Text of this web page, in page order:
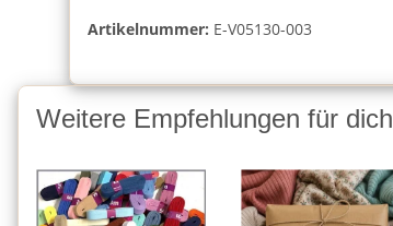
Artikelnummer: E-V05130-003
Weitere Empfehlungen für dich